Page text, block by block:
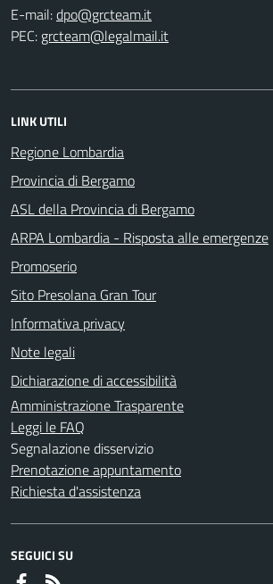
E-mail:
PEC:
LINK UTILI
Regione Lombardia
Provincia di Bergamo
ASL della Provincia di Bergamo
ARPA Lombardia - Risposta alle emergenze
Promoserio
Sito Presolana Gran Tour
Informativa privacy
Note legali
Dichiarazione di accessibilità
Amministrazione Trasparente
Leggi le FAQ
Segnalazione disservizio
Prenotazione appuntamento
Richiesta d'assistenza
SEGUICI SU